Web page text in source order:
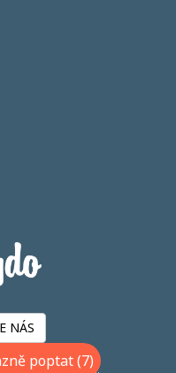
poptat (7)
NÁS
práva vyhrazena.